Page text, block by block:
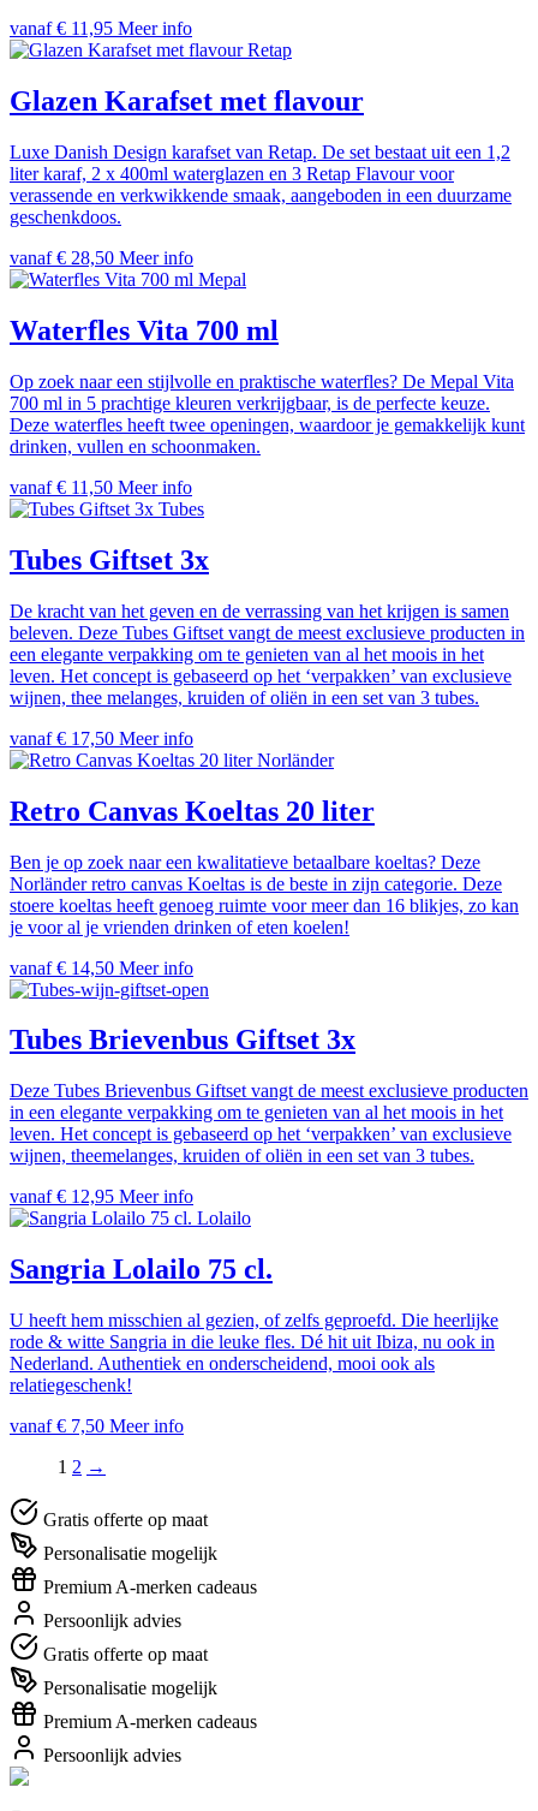
vanaf € 11,95 Meer info
Retap
Glazen Karafset met flavour
Luxe Danish Design karafset van Retap. De set bestaat uit een 1,2
liter karaf, 2 x 400ml waterglazen en 3 Retap Flavour voor
verassende en verkwikkende smaak, aangeboden in een duurzame
geschenkdoos.
vanaf € 28,50 Meer info
Mepal
Waterfles Vita 700 ml
Op zoek naar een stijlvolle en praktische waterfles? De Mepal Vita
700 ml in 5 prachtige kleuren verkrijgbaar, is de perfecte keuze.
Deze waterfles heeft twee openingen, waardoor je gemakkelijk kunt
drinken, vullen en schoonmaken.
vanaf € 11,50 Meer info
Tubes
Tubes Giftset 3x
De kracht van het geven en de verrassing van het krijgen is samen
beleven. Deze Tubes Giftset vangt de meest exclusieve producten in
een elegante verpakking om te genieten van al het moois in het
leven. Het concept is gebaseerd op het ‘verpakken’ van exclusieve
wijnen, thee melanges, kruiden of oliën in een set van 3 tubes.
vanaf € 17,50 Meer info
Norländer
Retro Canvas Koeltas 20 liter
Ben je op zoek naar een kwalitatieve betaalbare koeltas? Deze
Norländer retro canvas Koeltas is de beste in zijn categorie. Deze
stoere koeltas heeft genoeg ruimte voor meer dan 16 blikjes, zo kan
je voor al je vrienden drinken of eten koelen!
vanaf € 14,50 Meer info
Tubes Brievenbus Giftset 3x
Deze Tubes Brievenbus Giftset vangt de meest exclusieve producten
in een elegante verpakking om te genieten van al het moois in het
leven. Het concept is gebaseerd op het ‘verpakken’ van exclusieve
wijnen, theemelanges, kruiden of oliën in een set van 3 tubes.
vanaf € 12,95 Meer info
Lolailo
Sangria Lolailo 75 cl.
U heeft hem misschien al gezien, of zelfs geproefd. Die heerlijke
rode & witte Sangria in die leuke fles. Dé hit uit Ibiza, nu ook in
Nederland. Authentiek en onderscheidend, mooi ook als
relatiegeschenk!
vanaf € 7,50 Meer info
1 2 →
Gratis offerte op maat
Personalisatie mogelijk
Premium A-merken cadeaus
Persoonlijk advies
Gratis offerte op maat
Personalisatie mogelijk
Premium A-merken cadeaus
Persoonlijk advies